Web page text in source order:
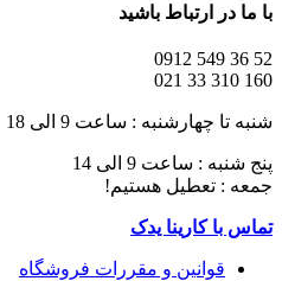
با ما در ارتباط باشید
52 36 549 0912
160 310 33 021
شنبه تا چهارشنبه : ساعت 9 الی 18
پنج شنبه : ساعت 9 الی 14
جمعه : تعطیل هستیم!
تماس با کارینا یدک
قوانین و مقررات فروشگاه